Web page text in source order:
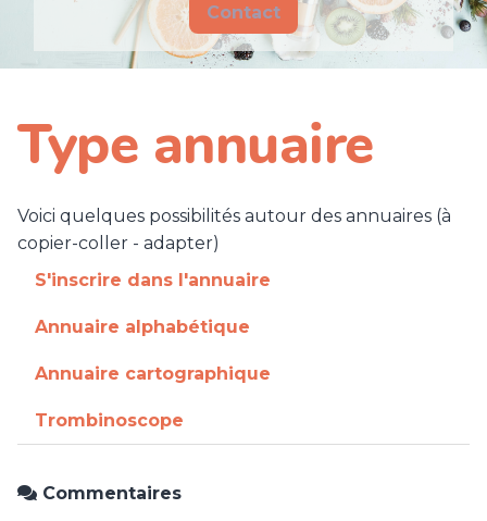
Contact
Type annuaire
Voici quelques possibilités autour des annuaires (à
copier-coller - adapter)
S'inscrire dans l'annuaire
Annuaire alphabétique
Annuaire cartographique
Trombinoscope
Commentaires